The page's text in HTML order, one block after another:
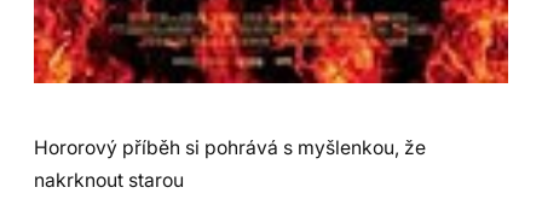
Hororový příběh si pohrává s myšlenkou, že
nakrknout starou